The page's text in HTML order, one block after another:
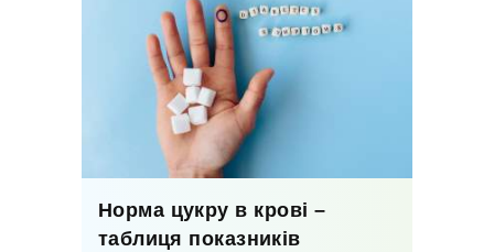
Норма цукру в крові –
таблиця показників